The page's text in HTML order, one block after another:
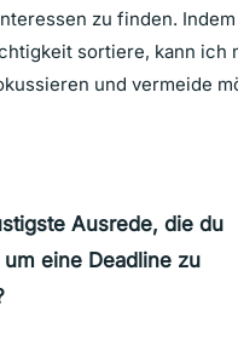
zu finden.
sortiere, kann ich
und vermeide
Ausrede, die du
eine Deadline zu